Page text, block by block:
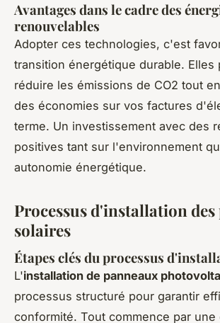
Avantages dans le cadre des
renouvelables
Adopter ces technologies, c'est
transition énergétique durable. Elles
réduire les émissions de CO2 tout
des économies sur vos factures
terme. Un investissement avec des
positives tant sur l'environnement
autonomie énergétique.
Processus d'installation
solaires
Étapes clés du processus
L'installation de panneaux
processus structuré pour garantir
conformité. Tout commence par une